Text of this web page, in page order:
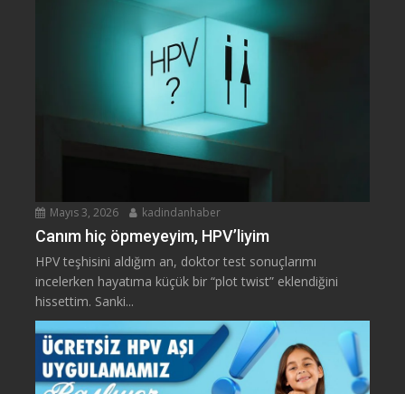
Mayıs 3, 2026 kadindanhaber
Canım hiç öpmeyeyim, HPV’liyim
HPV teşhisini aldığım an, doktor test sonuçlarımı
incelerken hayatıma küçük bir “plot twist” eklendiğini
hissettim. Sanki...